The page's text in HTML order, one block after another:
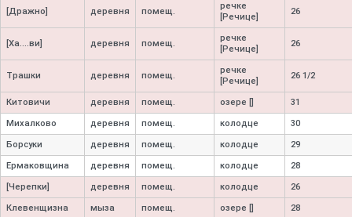
[Дражно] деревня помещ.
речке
[Речице]
26
[Ха....ви] деревня помещ.
речке
[Речице]
26
Трашки деревня помещ.
речке
[Речице]
26 1/2
Китовичи деревня помещ. озере [] 31
Михалково деревня помещ. колодце 30
Борсуки деревня помещ. колодце 29
Ермаковщина деревня помещ. колодце 28
[Черепки] деревня помещ. колодце 26
Клевенщизна мыза помещ. озере [] 28